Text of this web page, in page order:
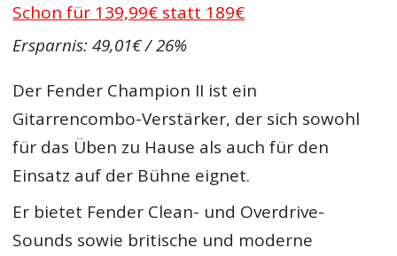
Schon für 139,99€ statt 189€
Ersparnis: 49,01€ / 26%
Der Fender Champion II ist ein
Gitarrencombo-Verstärker, der sich sowohl
für das Üben zu Hause als auch für den
Einsatz auf der Bühne eignet.
Er bietet Fender Clean- und Overdrive-
Sounds sowie britische und moderne